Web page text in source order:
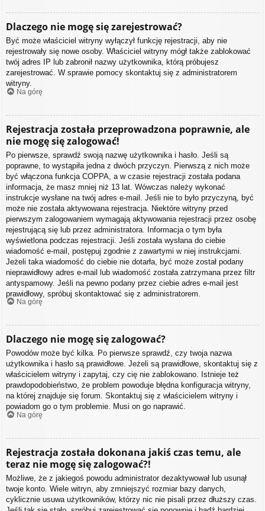
Dlaczego nie mogę się zarejestrować?
Być może właściciel witryny wyłączył funkcję rejestracji, aby nie
rejestrowały się nowe osoby. Właściciel witryny mógł także zablokować
twój adres IP lub zabronił nazwy użytkownika, którą próbujesz
zarejestrować. W sprawie pomocy skontaktuj się z administratorem
witryny.
Na górę
Rejestracja została przeprowadzona poprawnie, ale
nie mogę się zalogować!
Po pierwsze, sprawdź swoją nazwę użytkownika i hasło. Jeśli są
poprawne, to wystąpiła jedna z dwóch przyczyn. Pierwszą z nich może
być włączona funkcja COPPA, a w czasie rejestracji została podana
informacja, że masz mniej niż 13 lat. Wówczas należy wykonać
instrukcje wysłane na twój adres e-mail. Jeśli nie to było przyczyną, być
może nie została aktywowana rejestracja. Niektóre witryny przed
pierwszym zalogowaniem wymagają aktywowania rejestracji przez osobę
rejestrującą się lub przez administratora. Informacja o tym była
wyświetlona podczas rejestracji. Jeśli została wysłana do ciebie
wiadomość e-mail, postępuj zgodnie z zawartymi w niej instrukcjami.
Jeżeli taka wiadomość do ciebie nie dotarła, być może został podany
nieprawidłowy adres e-mail lub wiadomość została zatrzymana przez filtr
antyspamowy. Jeśli na pewno podany przez ciebie adres e-mail jest
prawidłowy, spróbuj skontaktować się z administratorem.
Na górę
Dlaczego nie mogę się zalogować?
Powodów może być kilka. Po pierwsze sprawdź, czy twoja nazwa
użytkownika i hasło są prawidłowe. Jeżeli są prawidłowe, skontaktuj się z
właścicielem witryny i zapytaj, czy cię nie zablokowano. Istnieje też
prawdopodobieństwo, że problem powoduje błędna konfiguracja witryny,
na której znajduje się forum. Skontaktuj się z właścicielem witryny i
powiadom go o tym problemie. Musi on go naprawić.
Na górę
Rejestracja została dokonana jakiś czas temu, ale
teraz nie mogę się zalogować?!
Możliwe, że z jakiegoś powodu administrator dezaktywował lub usunął
twoje konto. Wiele witryn, aby zmniejszyć rozmiar bazy danych,
cyklicznie usuwa użytkowników, którzy nic nie pisali przez dłuższy czas.